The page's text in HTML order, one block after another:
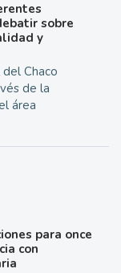
sobre
y
Chaco
de la
área
para once
con